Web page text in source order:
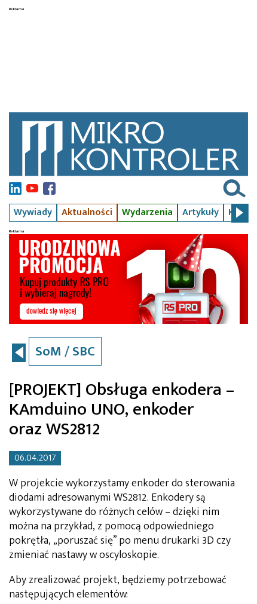
Wywiady Aktualności Wydarzenia Artykuły Kursy
SoM / SBC
[PROJEKT] Obsługa enkodera –
KAmduino UNO, enkoder
oraz WS2812
06.04.2017
W projekcie wykorzystamy enkoder do sterowania
diodami adresowanymi WS2812. Enkodery są
wykorzystywane do różnych celów – dzięki nim
można na przykład, z pomocą odpowiedniego
pokrętła, „poruszać się” po menu drukarki 3D czy
zmieniać nastawy w oscyloskopie.
Aby zrealizować projekt, będziemy potrzebować
następujących elementów: